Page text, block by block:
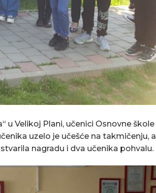
u Velikoj Plani, učenici Osnovne škole
uzelo je učešće na takmičenju, a
nagradu i dva učenika pohvalu.